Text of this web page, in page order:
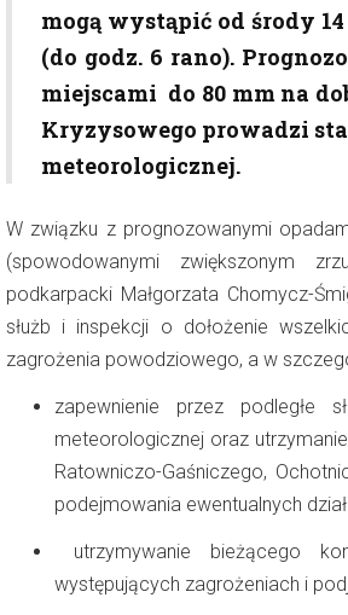
mogą wystąpić od środy
(do godz. 6 rano).
miejscami do 80 mm na
Kryzysowego prowadzi
meteorologicznej.
W związku z prognozowanymi
(spowodowanymi zwiększonym
podkarpacki Małgorzata Chomycz-
służb i inspekcji o dołożenie
zagrożenia powodziowego, a w
zapewnienie przez podległe
meteorologicznej oraz
Ratowniczo-Gaśniczego,
podejmowania ewentualnych
utrzymywanie bieżącego
występujących zagrożeniach i